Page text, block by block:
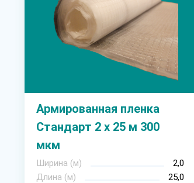
Армированная пленка
Стандарт 2 х 25 м 300
мкм
Ширина (м)
2,0
Длина (м)
25,0